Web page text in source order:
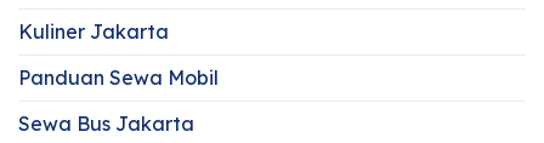
Kuliner Jakarta
Panduan Sewa Mobil
Sewa Bus Jakarta